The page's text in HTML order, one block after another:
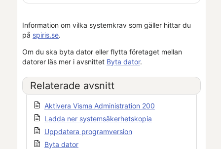
Information om vilka systemkrav som gäller hittar du
på spiris.se.
Om du ska byta dator eller flytta företaget mellan
datorer läs mer i avsnittet Byta dator.
Relaterade avsnitt
Aktivera Visma Administration 200
Ladda ner systemsäkerhetskopia
Uppdatera programversion
Byta dator